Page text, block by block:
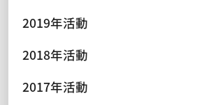
2019年活動
2018年活動
2017年活動